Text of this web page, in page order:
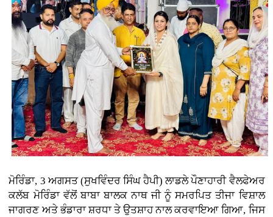
ਮੋਰਿੰਡਾ, 3 ਅਗਸਤ (ਸੁਖਵਿੰਦਰ ਸਿੰਘ ਹੈਪੀ)ਲਾਡਲੇ ਪੌਣਾਹਾਰੀ ਵੈਲਫੇਅਰ
ਕਲੱਬ ਮੋਰਿੰਡਾ ਵੱਲੋਂ ਬਾਬਾ ਬਾਲਕ ਨਾਥ ਜੀ ਨੂੰ ਸਮਰਪਿਤ ਤੀਜਾ ਵਿਸ਼ਾਲ
ਜਾਗਰਣ ਅਤੇ ਭੰਡਾਰਾ ਸ਼ਰਧਾ ਤੇ ਉਤਸ਼ਾਹ ਨਾਲ ਕਰਵਾਇਆ ਗਿਆ, ਜਿਸ